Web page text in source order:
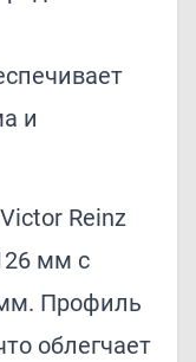
и
Reinz
мм с
Профиль
облегчает